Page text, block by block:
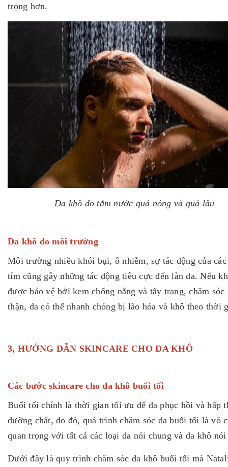
trọng hơn.
Da khô do tắm nước quá nóng và quá lâu
Da khô do môi trường
Môi trường nhiều khói bụi, ô nhiễm, sự tác động của
tím cũng gây những tác động tiêu cực đến làn da.Nếu
được bảo vệ bởi kem chống nắng và tẩy trang, chăm sóc
thận, da có thể nhanh chóng bị lão hóa và khô theo thời
3, HƯỚNG DẪN SKINCARE CHO DA KHÔ
Các bước skincare cho da khô buổi tối
Buổi tối chính là thời gian tối ưu để da phục hồi và hấp
dưỡng chất, do đó, quá trình chăm sóc da buổi tối là vô
quan trọng với tất cả các loại da nói chung và da khô
Dưới đây là quy trình chăm sóc da khô buổi tối mà